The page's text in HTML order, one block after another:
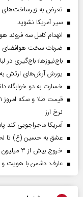
تعرض به زیرساخت‌های
سپر آمریکا نشوید
انهدام کامل سه فروند هواپیمای اف
ضربات سخت هوافضای
باج‌نیوزها؛ باج‌گیری در
یورش آرش‌های ارتش به
خسارت به دو خوابگاه
نرخ ارز
آمریکا ماجراجویی
عشق به حسین (ع) تا
خروج بیش از ۳ میلیون زائر از تمام مرز‌های کشور
عارف: دشمن با هویت